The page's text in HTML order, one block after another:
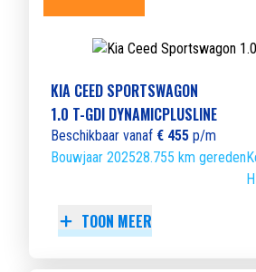
KIA CEED SPORTSWAGON
1.0 T-GDI DYNAMICPLUSLINE
Beschikbaar vanaf € 455 p/m
Bouwjaar 202528.755 km gereden
TOON MEER